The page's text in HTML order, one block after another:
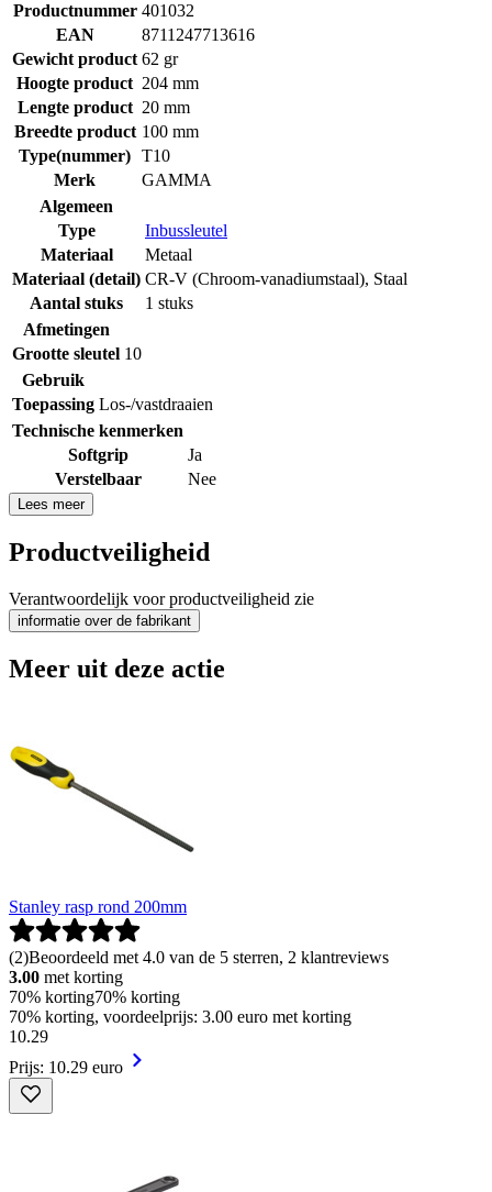
Productnummer 401032
EAN
8711247713616
Gewicht product 62 gr
Hoogte product 204 mm
Lengte product 20 mm
Breedte product 100 mm
Type(nummer) T10
Merk
GAMMA
Algemeen
Type
Inbussleutel
Materiaal
Metaal
Materiaal (detail) CR-V (Chroom-vanadiumstaal), Staal
Aantal stuks
1 stuks
Afmetingen
Grootte sleutel 10
Gebruik
Toepassing Los-/vastdraaien
Technische kenmerken
Softgrip
Ja
Verstelbaar
Nee
Lees meer
Productveiligheid
Verantwoordelijk voor productveiligheid zie
informatie over de fabrikant
Meer uit deze actie
Stanley rasp rond 200mm
(2)Beoordeeld met 4.0 van de 5 sterren, 2 klantreviews
3.00 met korting
70% korting70% korting
70% korting, voordeelprijs: 3.00 euro met korting
10.29
Prijs: 10.29 euro